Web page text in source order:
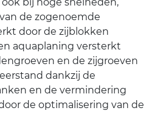
de zogenoemde
door de zijblokken
aquaplaning versterkt
en de zijgroeven
dankzij de
en de vermindering
de optimalisering van de